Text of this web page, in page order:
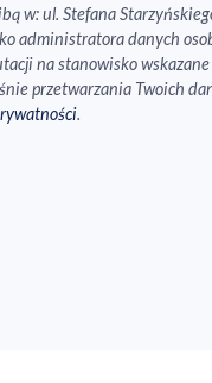
w: ul. Stefana
administratora danych
na stanowisko wskazane
przetwarzania Twoich
.